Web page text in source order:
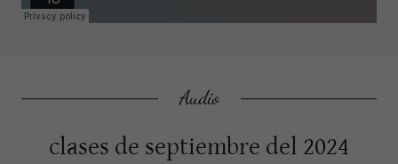
Audio
clases de septiembre del 2024